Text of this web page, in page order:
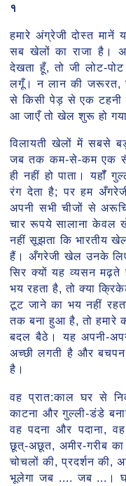
१
हमारे अंग्रेजी दोस्त मानें
सब खेलों का राजा है।
देखता हूँ, तो जी लोट-
लगूँ। न लान की जरूरत,
से किसी पेड़ से एक टहनी
आ जाएँ तो खेल शुरू हो
विलायती खेलों में सबसे
जब तक कम-से-कम एक
ही नहीं हो पाता। यहॉँ
रंग देता है; पर हम
अपनी सभी चीजों से
चार रूपये सालाना केवल
नहीं सूझता कि भारतीय
हैं। अँगरेजी खेल उनके
सिर क्यों यह व्यसन
भय रहता है, तो क्या
टूट जाने का भय नहीं
तक बना हुआ है, तो हमारे
बदल बैठे। यह अपनी-
अच्छी लगती है और बचपन
है।
वह प्रात:काल घर से
काटना और गुल्ली-डंडे
वह पदना और पदाना,
छूत्-अछूत, अमीर-गरीब का
चोचलों की, प्रदर्शन की,
भूलेगा जब .... जब ...।